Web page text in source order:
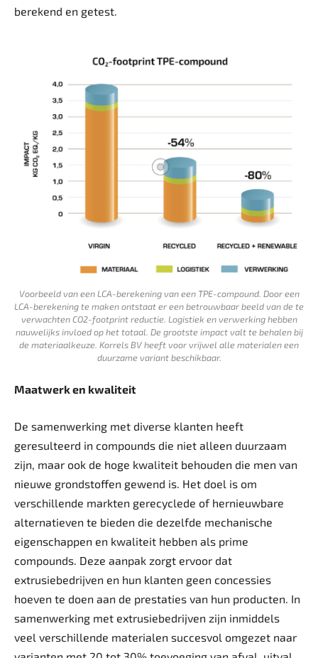
berekend en getest.
Voorbeeld van een LCA-berekening van een TPE-compound. Door een
LCA-berekening te maken ontstaat er een betrouwbaar beeld van de te
verwachten CO2-footprint reductie. Logistiek en verwerking hebben
nauwelijks invloed op het totaal. De grootste impact valt te behalen bij
de materiaalkeuze. Korrels BV heeft voor vrijwel alle materialen een
duurzame variant beschikbaar.
Maatwerk en kwaliteit
De samenwerking met diverse klanten heeft
geresulteerd in compounds die niet alleen duurzaam
zijn, maar ook de hoge kwaliteit behouden die men van
nieuwe grondstoffen gewend is. Het doel is om
verschillende markten gerecyclede of hernieuwbare
alternatieven te bieden die dezelfde mechanische
eigenschappen en kwaliteit hebben als prime
compounds. Deze aanpak zorgt ervoor dat
extrusiebedrijven en hun klanten geen concessies
hoeven te doen aan de prestaties van hun producten. In
samenwerking met extrusiebedrijven zijn inmiddels
veel verschillende materialen succesvol omgezet naar